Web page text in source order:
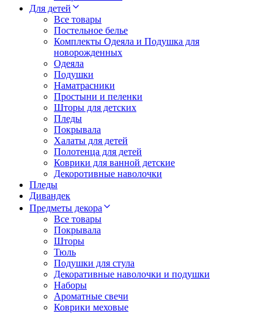
Для детей
Все товары
Постельное белье
Комплекты Одеяла и Подушка для
новорожденных
Одеяла
Подушки
Наматрасники
Простыни и пеленки
Шторы для детских
Пледы
Покрывала
Халаты для детей
Полотенца для детей
Коврики для ванной детские
Декоротивные наволочки
Пледы
Дивандек
Предметы декора
Все товары
Покрывала
Шторы
Тюль
Подушки для стула
Декоративные наволочки и подушки
Наборы
Ароматные свечи
Коврики меховые